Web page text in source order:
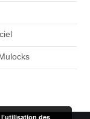
des